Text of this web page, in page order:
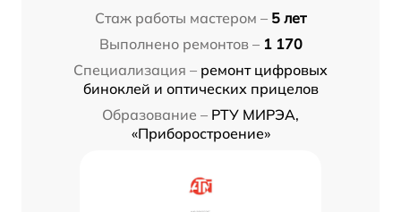
Стаж работы мастером – 5 лет
Выполнено ремонтов – 1 170
Специализация – ремонт цифровых
биноклей и оптических прицелов
Образование – РТУ МИРЭА,
«Приборостроение»